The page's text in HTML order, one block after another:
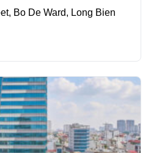
Bo De Ward, Long Bien